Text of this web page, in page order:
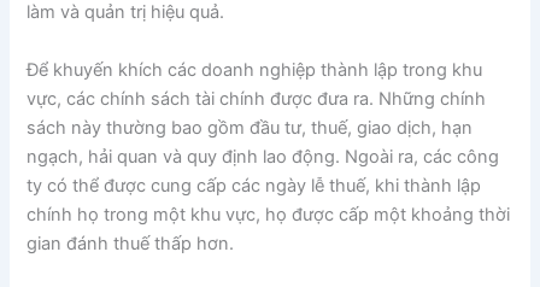
làm và quản trị hiệu quả.
Để khuyến khích các doanh nghiệp thành lập trong khu
vực, các chính sách tài chính được đưa ra. Những chính
sách này thường bao gồm đầu tư, thuế, giao dịch, hạn
ngạch, hải quan và quy định lao động. Ngoài ra, các công
ty có thể được cung cấp các ngày lễ thuế, khi thành lập
chính họ trong một khu vực, họ được cấp một khoảng thời
gian đánh thuế thấp hơn.